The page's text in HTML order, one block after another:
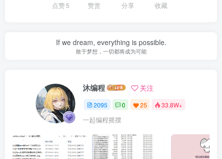
点赞5 赞赏 分享 收藏
If we dream, everything is possible.
敢于梦想，一切都将成为可能
沐编程 关注
2095 0 25 33.8W+
一起编程摇摆